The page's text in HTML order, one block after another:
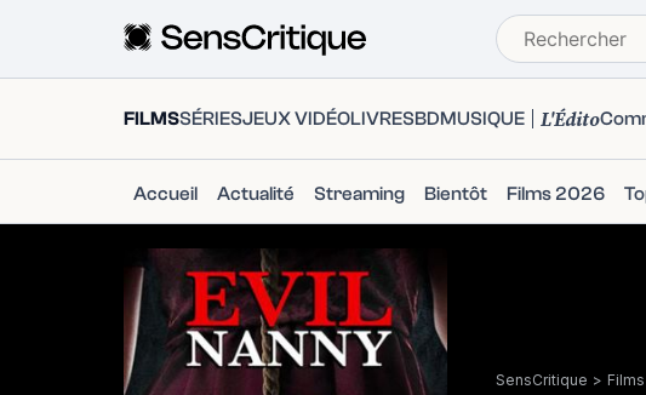
FILMSSÉRIESJEUX VIDÉOLIVRESBDMUSIQUE L'Édito
Accueil Actualité Streaming Bientôt Films 2026
SensCritique > Films